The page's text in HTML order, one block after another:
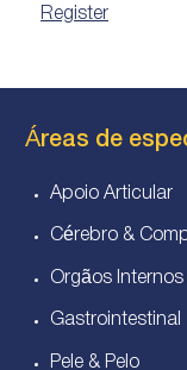
Register
Áreas de
Apoio Articular
Cérebro &
Orgãos Internos
Gastrointestinal
Pele & Pelo